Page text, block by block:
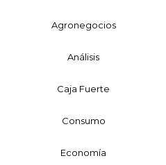
Agronegocios
Análisis
Caja Fuerte
Consumo
Economía